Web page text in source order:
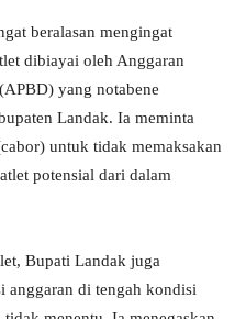
beralasan mengingat
dibiayai oleh Anggaran
yang notabene
Landak. Ia meminta
untuk tidak memaksakan
potensial dari dalam
Bupati Landak juga
anggaran di tengah kondisi